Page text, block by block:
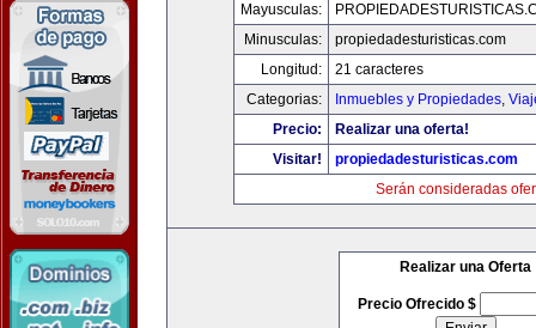
Mayusculas:
Minusculas:
propiedadesturisticas.com
Longitud:
21 caracteres
Categorias:
Inmuebles y Propiedades,
Precio:
Realizar una oferta!
Visitar!
propiedadesturisticas.com
Serán consideradas
Realizar una Oferta
Precio Ofrecido $